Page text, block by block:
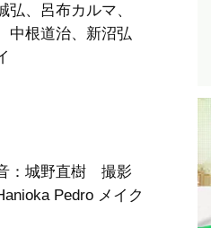
、呂布カルマ、
中根道治、新沼弘
：城野直樹 撮影
Pedro メイク